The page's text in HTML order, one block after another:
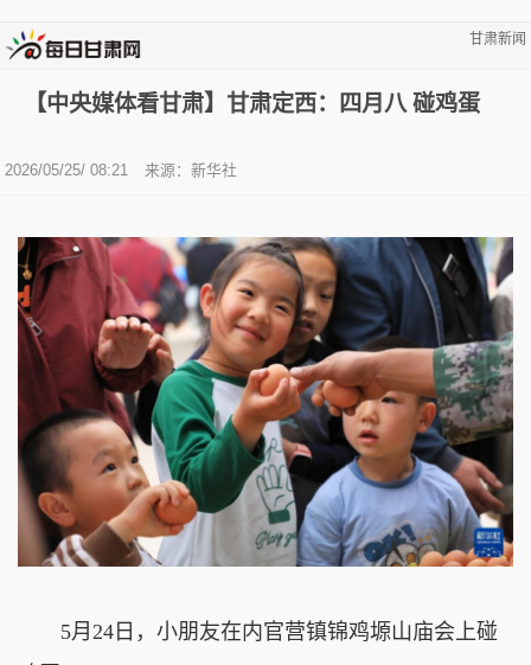
甘肃新闻
【中央媒体看甘肃】甘肃定西：四月八 碰鸡蛋
2026/05/25/ 08:21 来源：新华社
5月24日，小朋友在内官营镇锦鸡塬山庙会上碰